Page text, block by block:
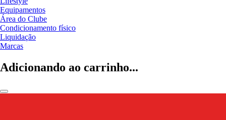
Equipamentos
Área do Clube
Condicionamento físico
Liquidação
Marcas
Adicionando ao carrinho...